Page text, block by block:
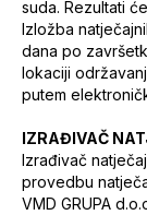
suda. Rezultati
Izložba
dana po
lokaciji
putem
IZRAĐIVAČ
Izrađivač
provedbu
VMD GRUPA